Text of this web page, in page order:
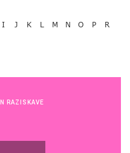
I J K L M N O P
R
RAZISKAVE